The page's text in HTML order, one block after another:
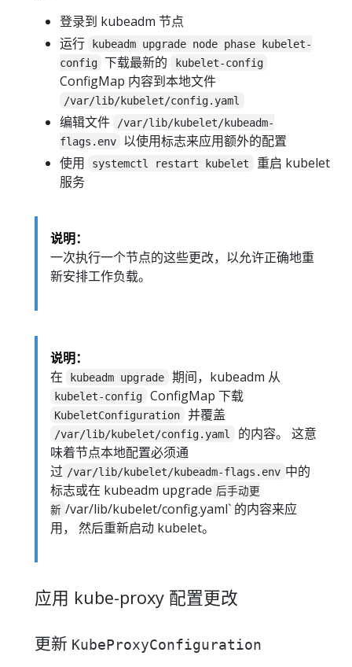
登录到 kubeadm 节点
运行
kubeadm upgrade node phase kubelet-
config 下载最新的 kubelet-config
ConfigMap 内容到本地文件
/var/lib/kubelet/config.yaml
编辑文件
/var/lib/kubelet/kubeadm-
flags.env
以使用标志来应用额外的配置
使用
systemctl restart kubelet
重启 kubelet
服务
说明：
一次执行一个节点的这些更改，以允许正确地重
新安排工作负载。
说明：
在
kubeadm upgrade 期间，kubeadm 从
kubelet-config ConfigMap 下载
KubeletConfiguration 并覆盖
/var/lib/kubelet/config.yaml
的内容。 这意
味着节点本地配置必须通
过 /var/lib/kubelet/kubeadm-flags.env 中的
标志或在 kubeadm upgrade 后手动更
新 /var/lib/kubelet/config.yaml` 的内容来应
用， 然后重新启动 kubelet。
应用 kube-proxy 配置更改
更新 KubeProxyConfiguration